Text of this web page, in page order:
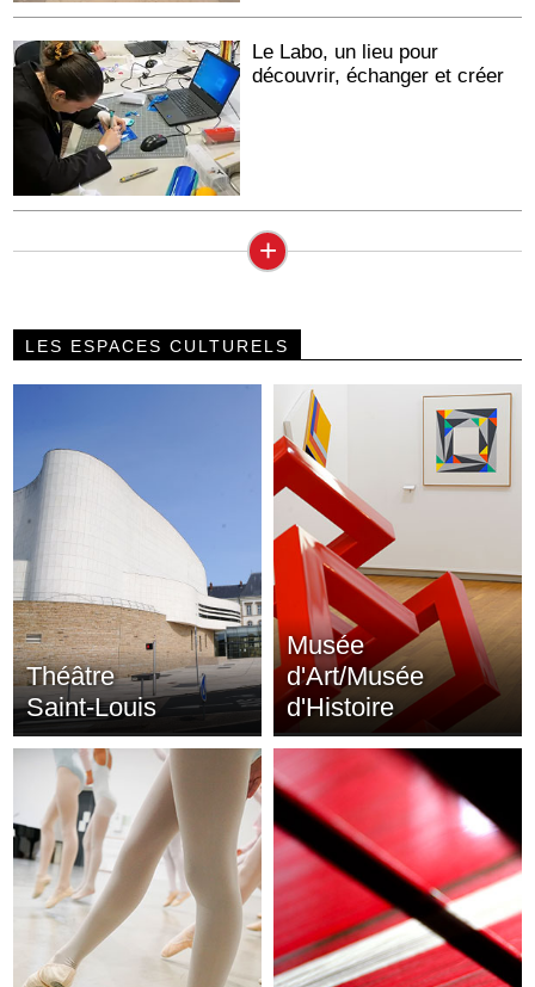
Le Labo, un lieu pour
découvrir, échanger et créer
+
LES ESPACES CULTURELS
Théâtre
Saint-Louis
Musée
d'Art/Musée
d'Histoire